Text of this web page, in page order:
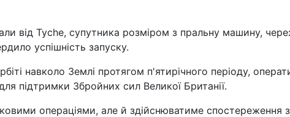
від Tyche, супутника розміром з пральну машину,
успішність запуску.
навколо Землі протягом п'ятирічного періоду,
підтримки Збройних сил Великої Британії.
операціями, але й здійснюватиме спостереження